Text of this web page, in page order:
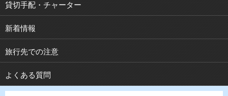
貸切手配・チャーター
新着情報
旅行先での注意
よくある質問